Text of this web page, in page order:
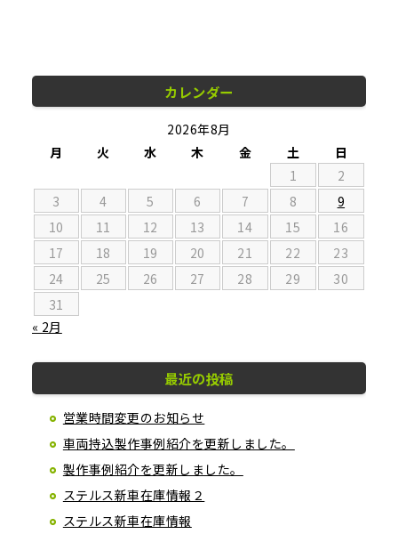
カレンダー
2026年8月
月
火 水 木 金 土
日
1
2
3
4 5 6 7 8
9
10
11 12 13 14 15
16
17
18 19 20 21 22
23
24
25 26 27 28 29
30
31
« 2月
最近の投稿
営業時間変更のお知らせ
車両持込製作事例紹介を更新しました。
製作事例紹介を更新しました。
ステルス新車在庫情報２
ステルス新車在庫情報